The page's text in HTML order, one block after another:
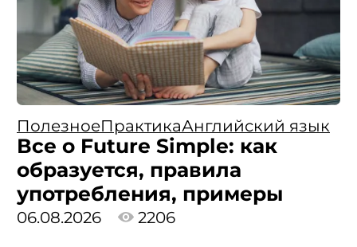
ПолезноеПрактикаАнглийский язык
Все о Future Simple: как
образуется, правила
употребления, примеры
06.08.2026 2206